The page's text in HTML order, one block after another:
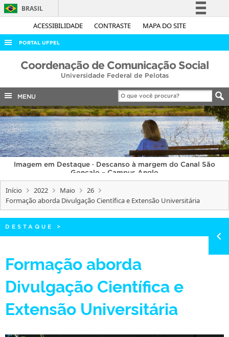
ACESSIBILIDADE CONTRASTE MAPA DO SITE
BRASIL
Simplifique!
Acesso à informação
Legislação
Canais
PORTAL UFPEL
ACESSO À INFORMAÇÃO
COBALTO
CONCURSOS
EDITAIS
INTERNACIONAL
OUVIDORIA
PORTARIAS
TELEFONES
Coordenação de Comunicação Social
Universidade Federal de Pelotas
MENU
Imagem em Destaque · Descanso à margem do Canal São
Gonçalo – Campus Anglo
Início 2022 Maio
26
Formação aborda Divulgação Científica e Extensão Universitária
DESTAQUE >
Formação aborda
Divulgação Científica e
Extensão Universitária